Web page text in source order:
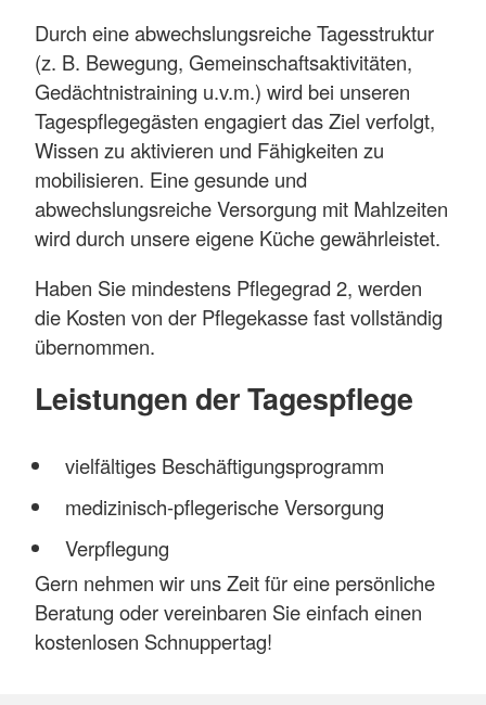
Durch eine abwechslungsreiche Tagesstruktur
(z. B. Bewegung, Gemeinschaftsaktivitäten,
Gedächtnistraining u.v.m.) wird bei unseren
Tagespflegegästen engagiert das Ziel verfolgt,
Wissen zu aktivieren und Fähigkeiten zu
mobilisieren. Eine gesunde und
abwechslungsreiche Versorgung mit Mahlzeiten
wird durch unsere eigene Küche gewährleistet.
Haben Sie mindestens Pflegegrad 2, werden
die Kosten von der Pflegekasse fast vollständig
übernommen.
Leistungen der Tagespflege
vielfältiges Beschäftigungsprogramm
medizinisch-pflegerische Versorgung
Verpflegung
Gern nehmen wir uns Zeit für eine persönliche
Beratung oder vereinbaren Sie einfach einen
kostenlosen Schnuppertag!